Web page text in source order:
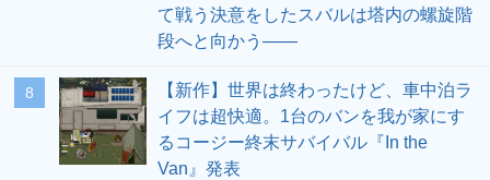
て戦う決意をしたスバルは塔内の螺旋階
段へと向かう――
8
【新作】世界は終わったけど、車中泊ラ
イフは超快適。1台のバンを我が家にす
るコージー終末サバイバル『In the
Van』発表